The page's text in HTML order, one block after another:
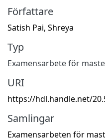
Författare
Satish Pai, Shreya
Typ
Examensarbete för
URI
https://hdl.handle.net/
Samlingar
Examensarbeten för